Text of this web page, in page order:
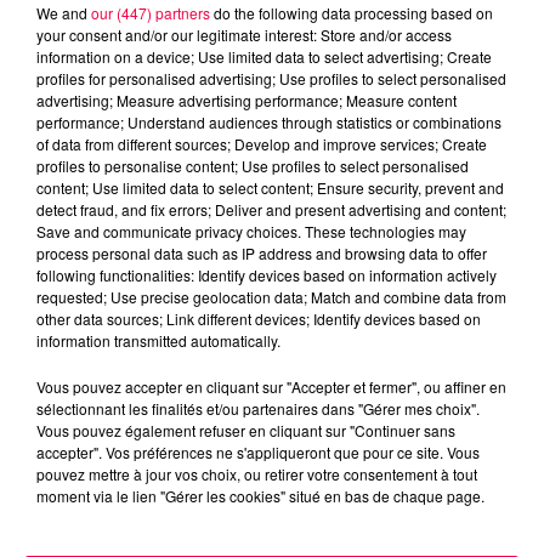
Alsace
Meuse Grand Est
Fred
ELOÏSE DE ROUVRES LA CHETIVE REMPORTE SON
ENCEINTE JBL
0:00 2 min 7 sec
13 mai 2026 - 2 min 7 sec
ELOÏSE DE ROUVRES LA CHETIVE REMPORTE SON
ENCEINTE JBL
Fred entre
We and our (447) partnersdo the following data processing based on
your consent and/or our legitimate interest: Store and/or access
information on a device; Use limited data to select advertising; Create
profiles for personalised advertising; Use profiles to select personalised
advertising; Measure advertising performance; Measure content
performance; Understand audiences through statistics or combinations
of data from different sources; Develop and improve services; Create
profiles to personalise content; Use profiles to select personalised
content; Use limited data to select content; Ensure security, prevent and
detect fraud, and fix errors; Deliver and present advertising and content;
Save and communicate privacy choices. These technologies may
process personal data such as IP address and browsing data to offer
following functionalities: Identify devices based on information actively
requested; Use precise geolocation data; Match and combine data from
other data sources; Link different devices; Identify devices based on
information transmitted automatically.
Vous pouvez accepter en cliquant sur "Accepter et fermer", ou affiner en
sélectionnant les finalités et/ou partenaires dans "Gérer mes choix".
Vous pouvez également refuser en cliquant sur "Continuer sans
accepter". Vos préférences ne s'appliqueront que pour ce site. Vous
pouvez mettre à jour vos choix, ou retirer votre consentement à tout
moment via le lien "Gérer les cookies" situé en bas de chaque page.